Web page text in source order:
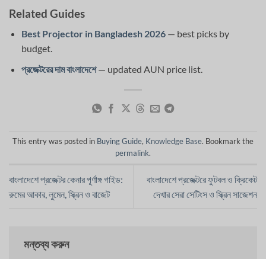
Related Guides
Best Projector in Bangladesh 2026— best picks by
budget.
প্রজেক্টরের দাম বাংলাদেশে— updated AUN price list.
This entry was posted in Buying Guide, Knowledge Base. Bookmark the
permalink.
বাংলাদেশে প্রজেক্টর কেনার পূর্ণাঙ্গ গাইড:
রুমের আকার, লুমেন, স্ক্রিন ও বাজেট
বাংলাদেশে প্রজেক্টরে ফুটবল ও ক্রিকেট
দেখার সেরা সেটিংস ও স্ক্রিন সাজেশন
মন্তব্য করুন